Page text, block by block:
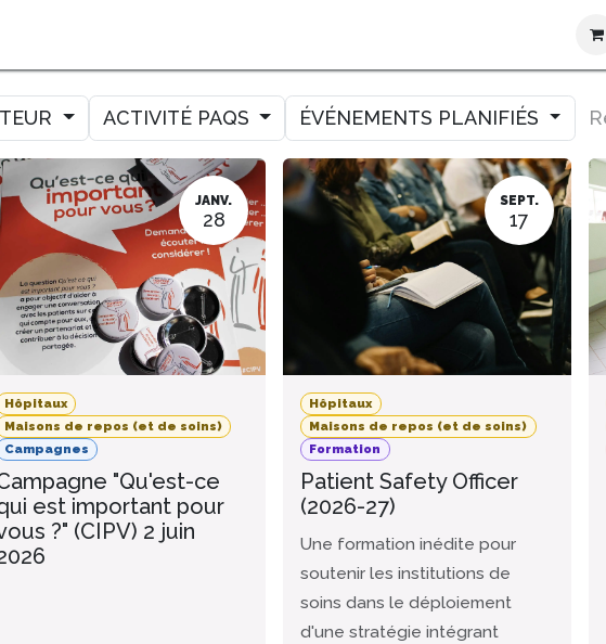
ACTIVITÉ PAQS ÉVÉNEMENTS PLANIFIÉS
JANV.
28
Hôpitaux
Maisons de repos (et de soins)
Campagnes
"Qu'est-ce
est important pour
?" (CIPV) 2 juin
SEPT.
17
Hôpitaux
Maisons de repos (et de soins)
Formation
Patient Safety Officer
(2026-27)
Une formation inédite pour
soutenir les institutions de
soins dans le déploiement
d'une stratégie intégrant